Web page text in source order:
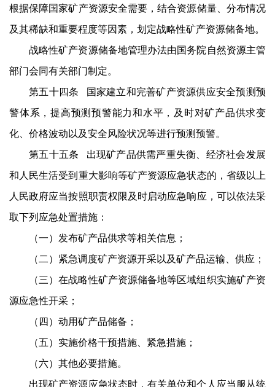
根据保障国家矿产资源安全需要，结合资源储量、分布情况
及其稀缺和重要程度等因素，划定战略性矿产资源储备地。
战略性矿产资源储备地管理办法由国务院自然资源主管
部门会同有关部门制定。
第五十四条 国家建立和完善矿产资源供应安全预测预
警体系，提高预测预警能力和水平，及时对矿产品供求变
化、价格波动以及安全风险状况等进行预测预警。
第五十五条 出现矿产品供需严重失衡、经济社会发展
和人民生活受到重大影响等矿产资源应急状态的，省级以上
人民政府应当按照职责权限及时启动应急响应，可以依法采
取下列应急处置措施：
（一）发布矿产品供求等相关信息；
（二）紧急调度矿产资源开采以及矿产品运输、供应；
（三）在战略性矿产资源储备地等区域组织实施矿产资
源应急性开采；
（四）动用矿产品储备；
（五）实施价格干预措施、紧急措施；
（六）其他必要措施。
出现矿产资源应急状态时，有关单位和个人应当服从统